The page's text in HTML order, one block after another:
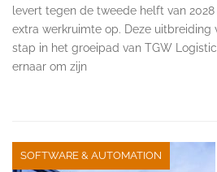
levert tegen de tweede helft van
extra werkruimte op. Deze uitbreiding
stap in het groeipad van TGW
ernaar om zijn
SOFTWARE & AUTOMATION